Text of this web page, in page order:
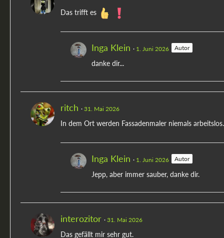
Das trifft es
Inga Klein 1. Juni 2026 Autor
danke dir...
ritch 31. Mai 2026
In dem Ort werden Fassadenmaler niemals
Inga Klein 1. Juni 2026 Autor
Jepp, aber immer sauber, danke dir.
interozitor 31. Mai 2026
Das gefällt mir sehr gut.